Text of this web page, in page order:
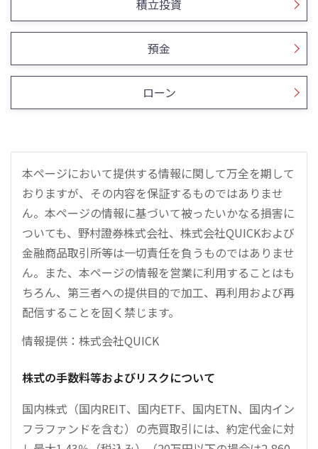
積立投資
預金
ローン
本ページにおいて提供する情報に関して万全を期して
おりますが、その内容を保証するものではありませ
ん。本ページの情報に基づいて被ったいかなる損害に
ついても、野村證券株式会社、株式会社QUICKおよび
金融商品取引所等は一切責任を負うものではありませ
ん。また、本ページの情報を営業に利用することはも
ちろん、第三者への提供目的で加工、再利用および再
配信することを固く禁じます。
情報提供：株式会社QUICK
株式の手数料等およびリスクについて
国内株式（国内REIT、国内ETF、国内ETN、国内イン
フラファンドを含む）の売買取引には、約定代金に対